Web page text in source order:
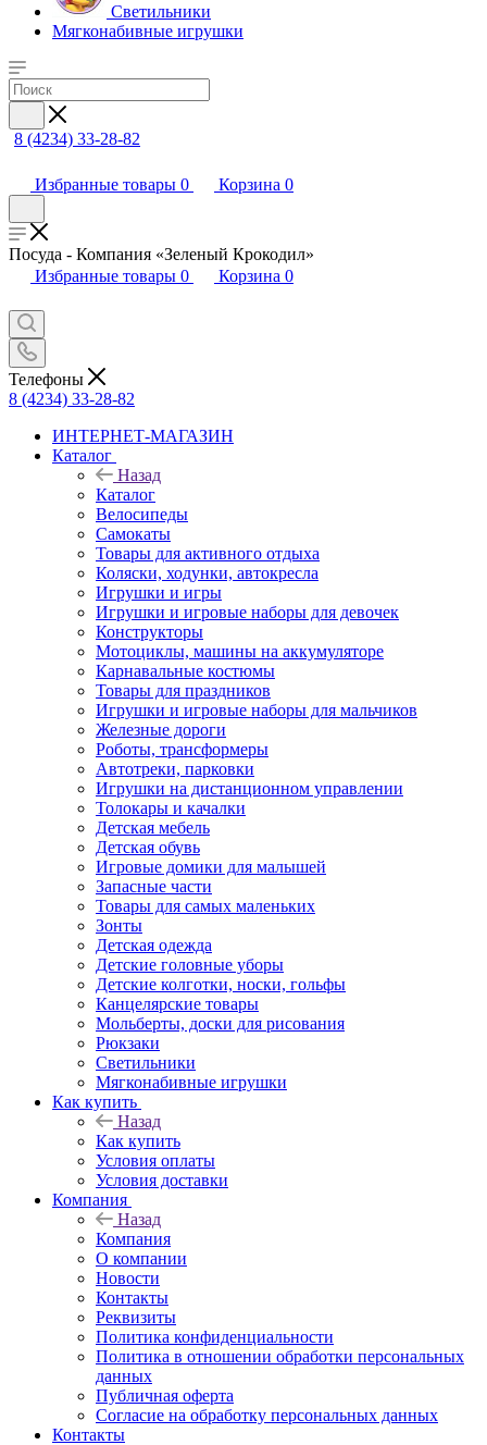
Светильники
Мягконабивные игрушки
8 (4234) 33-28-82
Избранные товары 0 Корзина 0
Посуда - Компания «Зеленый Крокодил»
Избранные товары 0 Корзина 0
Телефоны
8 (4234) 33-28-82
ИНТЕРНЕТ-МАГАЗИН
Каталог
Назад
Каталог
Велосипеды
Самокаты
Товары для активного отдыха
Коляски, ходунки, автокресла
Игрушки и игры
Игрушки и игровые наборы для девочек
Конструкторы
Мотоциклы, машины на аккумуляторе
Карнавальные костюмы
Товары для праздников
Игрушки и игровые наборы для мальчиков
Железные дороги
Роботы, трансформеры
Автотреки, парковки
Игрушки на дистанционном управлении
Толокары и качалки
Детская мебель
Детская обувь
Игровые домики для малышей
Запасные части
Товары для самых маленьких
Зонты
Детская одежда
Детские головные уборы
Детские колготки, носки, гольфы
Канцелярские товары
Мольберты, доски для рисования
Рюкзаки
Светильники
Мягконабивные игрушки
Как купить
Назад
Как купить
Условия оплаты
Условия доставки
Компания
Назад
Компания
О компании
Новости
Контакты
Реквизиты
Политика конфиденциальности
Политика в отношении обработки персональных
данных
Публичная оферта
Согласие на обработку персональных данных
Контакты